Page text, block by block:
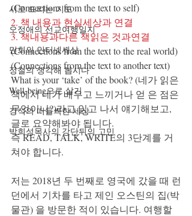
시로 드리는 기도
오정애의 선교여행일지
민희의 인터넷세상
정철의 생각해 봅시다
Well-being으로 살기
강석의 떠들썩한 세상
박희성목사의 강단뒤의 고민
(Connections from the text to self)
2. 책 내용과 현실세상과 연결
3. 책내용과다른 책읽은 것과연결
(Connections from the text to the real world)
(Connections from the text to another text)
What is your ‘take’ of the book? (네가 읽은
책에서 네가 배우고 느끼거나 얻 은 점은
무엇이니?)라고 읽고 나서 얘기해보고,
글로 요약해봐야 됩니다.
즉 READ, TALK, WRITE의 3단계를 거
쳐야 합니다.
저는 2018년 두 번째로 영국에 갔을 때 런
던에서 기차를 타고 제인 오스틴의 집(박
물관) 을 방문한 적이 있습니다. 여행할